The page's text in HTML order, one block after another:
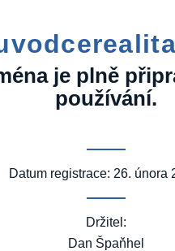
je plně
používání.
Datum registrace: 26. února
Držitel:
Dan Špaňhel